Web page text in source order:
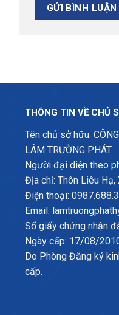
THÔNG TIN VỀ CHỦ
Tên chủ sở hữu:
LÂM TRƯỜNG PHÁT
Người đại diện theo
Địa chỉ: Thôn Liêu Hạ,
Điện thoại:
Email:
Số giấy chứng nhận
Ngày cấp: 17/08/
Do Phòng Đăng ký
cấp.